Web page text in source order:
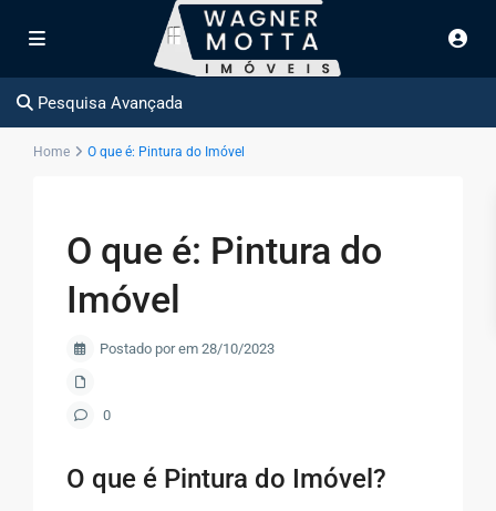
Pesquisa Avançada
Home O que é: Pintura do Imóvel
O que é: Pintura do
Imóvel
Postado por em 28/10/2023
0
O que é Pintura do Imóvel?